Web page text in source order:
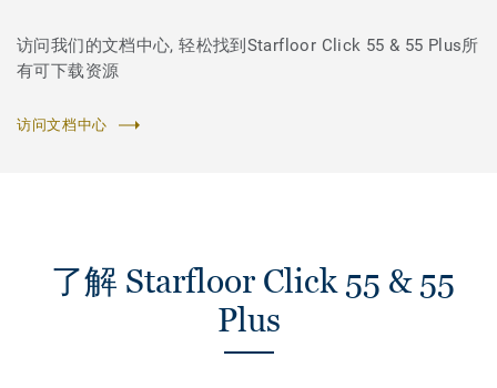
访问我们的文档中心, 轻松找到Starfloor Click 55 & 55 Plus所
有可下载资源
访问文档中心
了解 Starfloor Click 55 & 55
Plus